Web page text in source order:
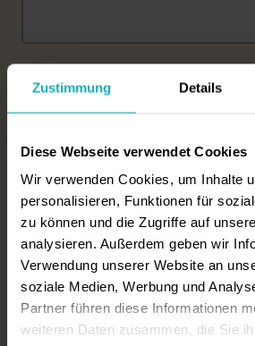
Zustimmung Details
Diese Webseite verwendet Cookies
Wir verwenden Cookies, um Inhalte
personalisieren, Funktionen für
zu können und die Zugriffe auf
analysieren. Außerdem geben wir
Verwendung unserer Website an
soziale Medien, Werbung und
Partner führen diese Informationen
weiteren Daten zusammen, die Sie
Telefon
Geschlecht der zu pflegenden
weiblich
männlich
Gewünschter Zimmertyp
Einzelzimmer